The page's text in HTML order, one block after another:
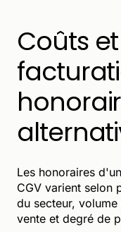
Coûts
Les honoraires
CGV varient selon
du secteur,
vente et degré de